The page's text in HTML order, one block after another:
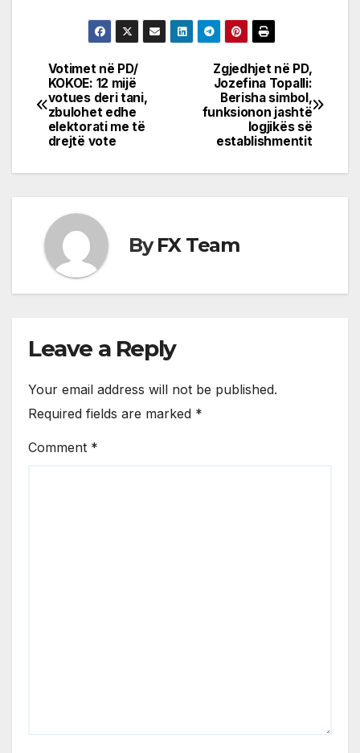
Post
navigation
Zgjedhjet në PD,
Jozefina Topalli:
Berisha simbol,
funksionon jashtë
logjikës së
establishmentit
Votimet në PD/
KOKOE: 12 mijë
votues deri tani,
zbulohet edhe
elektorati me të
drejtë vote
ByFX Team
Leave a Reply
Your email address will not be published.
Required fields are marked *
Comment *